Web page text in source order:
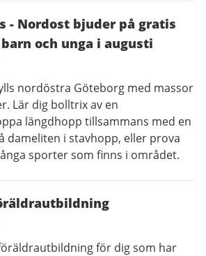
- Nordost bjuder på gratis
och unga i augusti
nordöstra Göteborg med massor
Lär dig bolltrix av en
längdhopp tillsammans med en
dameliten i stavhopp, eller prova
sporter som finns i området.
för dig som har